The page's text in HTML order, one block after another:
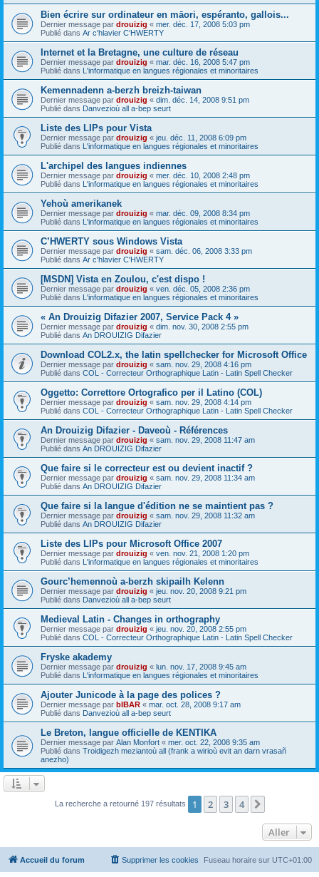
Bien écrire sur ordinateur en māori, espéranto, gallois...
Dernier message par drouizig « mer. déc. 17, 2008 5:03 pm
Publié dans Ar c'hlavier C'HWERTY
Internet et la Bretagne, une culture de réseau
Dernier message par drouizig « mar. déc. 16, 2008 5:47 pm
Publié dans L'informatique en langues régionales et minoritaires
Kemennadenn a-berzh breizh-taiwan
Dernier message par drouizig « dim. déc. 14, 2008 9:51 pm
Publié dans Danvezioù all a-bep seurt
Liste des LIPs pour Vista
Dernier message par drouizig « jeu. déc. 11, 2008 6:09 pm
Publié dans L'informatique en langues régionales et minoritaires
L'archipel des langues indiennes
Dernier message par drouizig « mer. déc. 10, 2008 2:48 pm
Publié dans L'informatique en langues régionales et minoritaires
Yehoù amerikanek
Dernier message par drouizig « mar. déc. 09, 2008 8:34 pm
Publié dans L'informatique en langues régionales et minoritaires
C’HWERTY sous Windows Vista
Dernier message par drouizig « sam. déc. 06, 2008 3:33 pm
Publié dans Ar c'hlavier C'HWERTY
[MSDN] Vista en Zoulou, c'est dispo !
Dernier message par drouizig « ven. déc. 05, 2008 2:36 pm
Publié dans L'informatique en langues régionales et minoritaires
« An Drouizig Difazier 2007, Service Pack 4 »
Dernier message par drouizig « dim. nov. 30, 2008 2:55 pm
Publié dans An DROUIZIG Difazier
Download COL2.x, the latin spellchecker for Microsoft Office
Dernier message par drouizig « sam. nov. 29, 2008 4:16 pm
Publié dans COL - Correcteur Orthographique Latin - Latin Spell Checker
Oggetto: Correttore Ortografico per il Latino (COL)
Dernier message par drouizig « sam. nov. 29, 2008 4:14 pm
Publié dans COL - Correcteur Orthographique Latin - Latin Spell Checker
An Drouizig Difazier - Daveoù - Références
Dernier message par drouizig « sam. nov. 29, 2008 11:47 am
Publié dans An DROUIZIG Difazier
Que faire si le correcteur est ou devient inactif ?
Dernier message par drouizig « sam. nov. 29, 2008 11:34 am
Publié dans An DROUIZIG Difazier
Que faire si la langue d'édition ne se maintient pas ?
Dernier message par drouizig « sam. nov. 29, 2008 11:32 am
Publié dans An DROUIZIG Difazier
Liste des LIPs pour Microsoft Office 2007
Dernier message par drouizig « ven. nov. 21, 2008 1:20 pm
Publié dans L'informatique en langues régionales et minoritaires
Gourc’hemennoù a-berzh skipailh Kelenn
Dernier message par drouizig « jeu. nov. 20, 2008 9:21 pm
Publié dans Danvezioù all a-bep seurt
Medieval Latin - Changes in orthography
Dernier message par drouizig « jeu. nov. 20, 2008 2:55 pm
Publié dans COL - Correcteur Orthographique Latin - Latin Spell Checker
Fryske akademy
Dernier message par drouizig « lun. nov. 17, 2008 9:45 am
Publié dans L'informatique en langues régionales et minoritaires
Ajouter Junicode à la page des polices ?
Dernier message par bIBAR « mar. oct. 28, 2008 9:17 am
Publié dans Danvezioù all a-bep seurt
Le Breton, langue officielle de KENTIKA
Dernier message par Alan Monfort « mer. oct. 22, 2008 9:35 am
Publié dans Troidigezh meziantoù all (frank a wirioù evit an darn vrasañ
anezho)
La recherche a retourné 197 résultats 1 2 3 4
Aller
Accueil du forum Fuseau horaire sur UTC+01:00
Supprimer les cookies